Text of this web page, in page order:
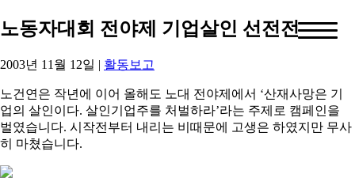
노동자대회 전야제 기업살인 선전전
2003년 11월 12일 | 활동보고
노건연은 작년에 이어 올해도 노대 전야제에서 ‘산재사망은 기
업의 살인이다. 살인기업주를 처벌하라’라는 주제로 캠페인을
벌였습니다. 시작전부터 내리는 비때문에 고생은 하였지만 무사
히 마쳤습니다.